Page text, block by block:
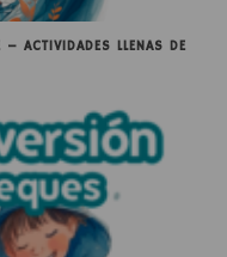
– ACTIVIDADES LLENAS DE